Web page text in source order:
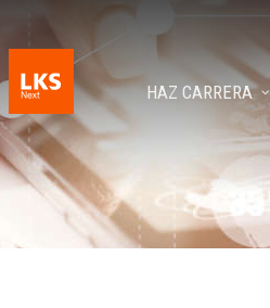
HAZ CARRERA